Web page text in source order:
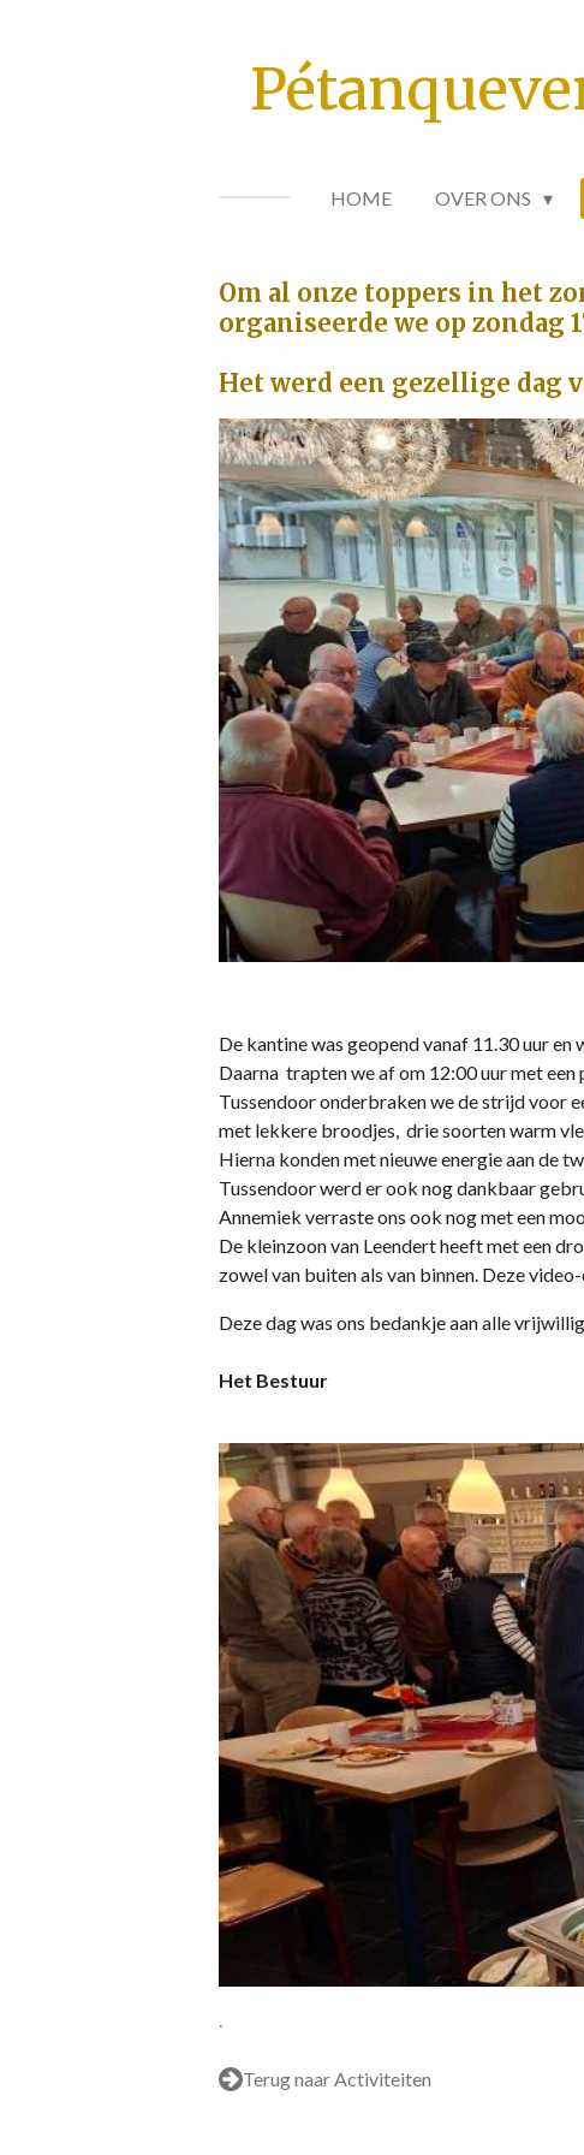
HOME OVER ONS
Om al onze toppers in het
organiseerde we op zondag
Het werd een gezellige
De kantine was geopend vanaf 11.30 uur
Daarna trapten we af om 12:00 uur met
Tussendoor onderbraken we de strijd voor
met lekkere broodjes, drie soorten warm
Hierna konden met nieuwe energie aan de
Tussendoor werd er ook nog dankbaar
Annemiek verraste ons ook nog met een
De kleinzoon van Leendert heeft met een
zowel van buiten als van binnen. Deze
Deze dag was ons bedankje aan alle
Het Bestuur
.
Terug naar Activiteiten